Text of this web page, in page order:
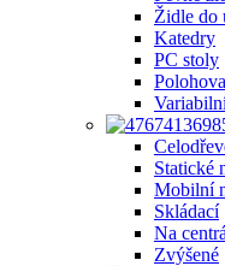
Židle do
Katedry
PC stoly
Statické
Mobilní
Skládací
Na
Zvýšené